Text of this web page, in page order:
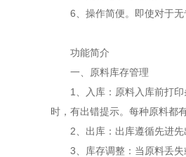
6、操作简便。即使对于无
功能简介
一、原料库存管理
1、入库：原料入库前打印
时，有出错提示。每种原料都
2、出库：出库遵循先进先
3、库存调整：当原料丢失